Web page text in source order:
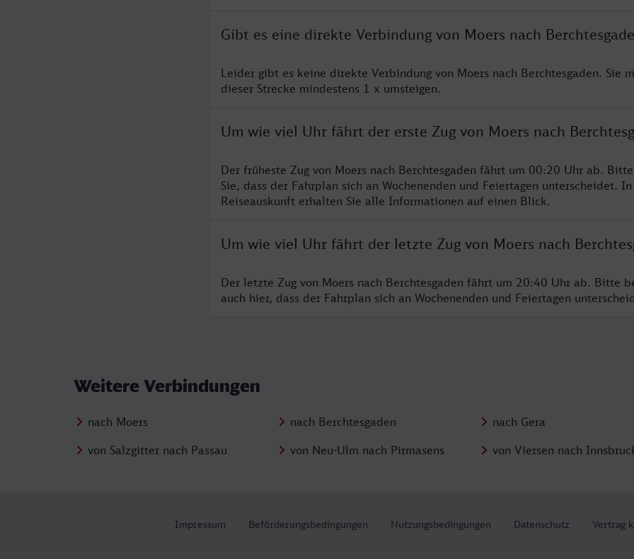
Gibt es eine direkte Verbindung von Moers nach
Leider gibt es keine direkte Verbindung von Moers nach Berchtesgaden. Sie
dieser Strecke mindestens 1 x umsteigen.
Um wie viel Uhr fährt der erste Zug von Moers nach
Der früheste Zug von Moers nach Berchtesgaden fährt um 00:20 Uhr ab.
Sie, dass der Fahrplan sich an Wochenenden und Feiertagen unterscheidet.
Reiseauskunft erhalten Sie alle Informationen auf einen Blick.
Um wie viel Uhr fährt der letzte Zug von Moers nach
Der letzte Zug von Moers nach Berchtesgaden fährt um 20:40 Uhr ab. Bitte
auch hier, dass der Fahrplan sich an Wochenenden und Feiertagen
Weitere Verbindungen
nach Moers nach Berchtesgaden nach Gera
von Salzgitter nach Passau
von Neu-Ulm nach Pirmasens von Viersen nach
Impressum Beförderungsbedingungen Nutzungsbedingungen Datenschutz Vertrag